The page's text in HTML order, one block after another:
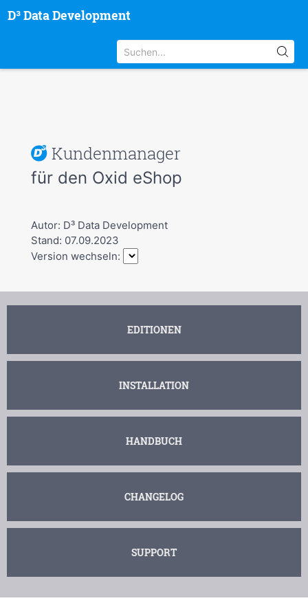
D³ Data Development
Kundenmanager
für den Oxid eShop
Autor: D³ Data Development
Stand: 07.09.2023
Version wechseln:
EDITIONEN
INSTALLATION
HANDBUCH
CHANGELOG
SUPPORT